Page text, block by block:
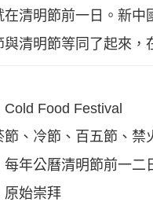
在清明節前一日。新中
與清明節等同了起來，
Cold Food Festival
節、冷節、百五節、禁
每年公曆清明節前一二
原始崇拜